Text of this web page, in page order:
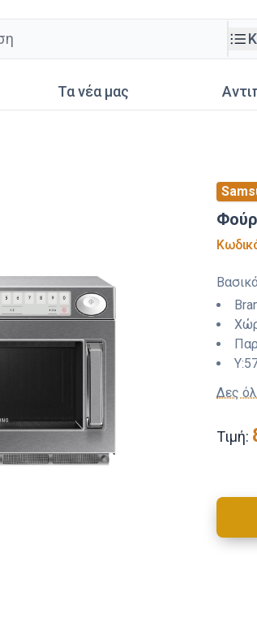
Τα νέα μας
Y:
Δες
Τιμή: